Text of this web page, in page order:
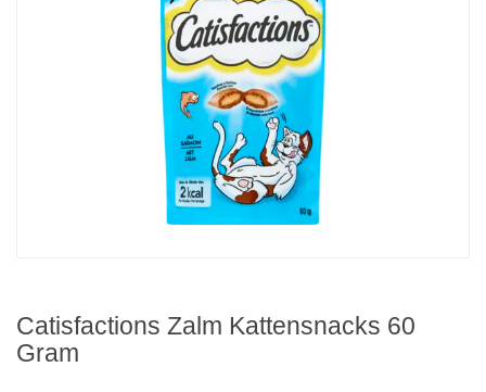
Catisfactions Zalm Kattensnacks 60
Gram